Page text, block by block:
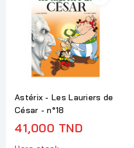
Astérix - Les Lauriers de
César - n°18
41,000 TND